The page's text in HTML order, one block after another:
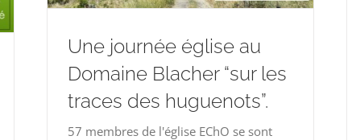
Une journée église au
Domaine Blacher “sur les
traces des huguenots”.
57 membres de l'église EChO se sont